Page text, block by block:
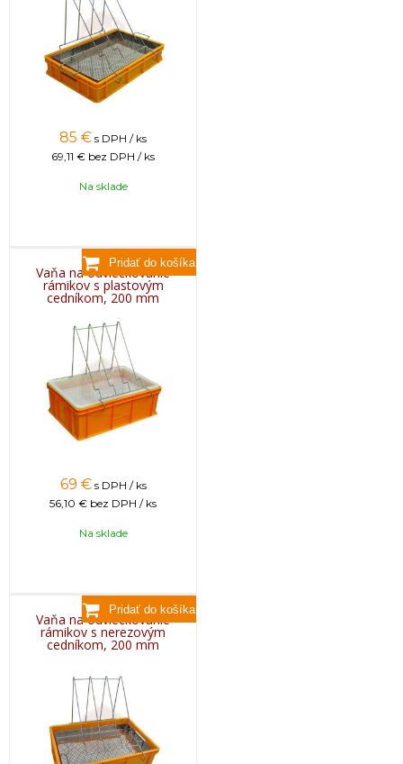
85 € s DPH / ks
69,11 € bez DPH / ks
Na sklade
Vaňa na odviečkovanie
rámikov s plastovým
cedníkom, 200 mm
69 € s DPH / ks
56,10 € bez DPH / ks
Na sklade
Vaňa na odviečkovanie
rámikov s nerezovým
cedníkom, 200 mm